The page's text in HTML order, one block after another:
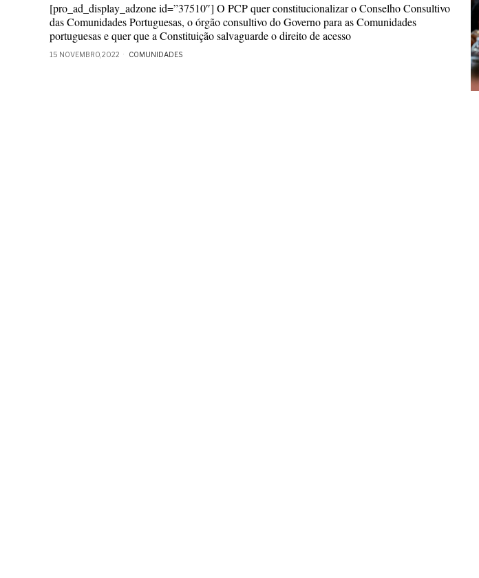
[pro_ad_display_adzone id=”37510″] O PCP quer constitucionalizar o Conselho Consultivo
das Comunidades Portuguesas, o órgão consultivo do Governo para as Comunidades
portuguesas e quer que a Constituição salvaguarde o direito de acesso
15 NOVEMBRO, 2022 COMUNIDADES